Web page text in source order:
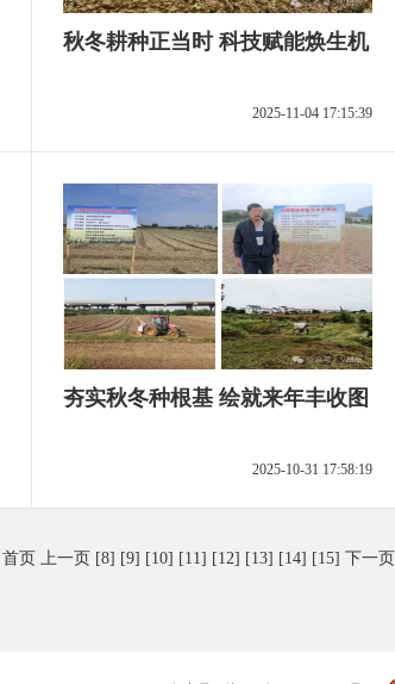
秋冬耕种正当时 科技赋能焕生机
2025-11-04 17:15:39
夯实秋冬种根基 绘就来年丰收图
2025-10-31 17:58:19
首页 上一页 [8] [9] [10] [11] [12] [13] [14] [15] 下一页